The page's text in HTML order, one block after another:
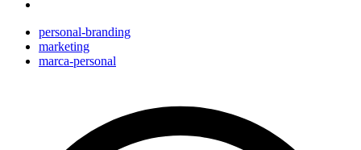
personal-branding
marketing
marca-personal